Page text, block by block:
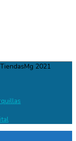
2021